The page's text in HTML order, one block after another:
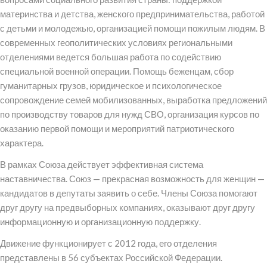
материнства и детства, женского предпринимательства, работой
с детьми и молодежью, организацией помощи пожилым людям. В
современных геополитических условиях региональными
отделениями ведется большая работа по содействию
специальной военной операции. Помощь беженцам, сбор
гуманитарных грузов, юридическое и психологическое
сопровождение семей мобилизованных, выработка предложений
по производству товаров для нужд СВО, организация курсов по
оказанию первой помощи и мероприятий патриотического
характера.
В рамках Союза действует эффективная система
наставничества. Союз — прекрасная возможность для женщин —
кандидатов в депутаты заявить о себе. Члены Союза помогают
друг другу на предвыборных компаниях, оказывают друг другу
информационную и организационную поддержку.
Движение функционирует с 2012 года, его отделения
представлены в 56 субъектах Российской Федерации.